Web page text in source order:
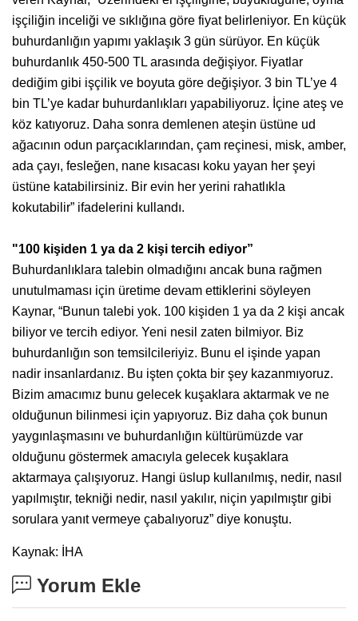
işçiliğin inceliği ve sıklığına göre fiyat belirleniyor. En küçük
buhurdanlığın yapımı yaklaşık 3 gün sürüyor. En küçük
buhurdanlık 450-500 TL arasında değişiyor. Fiyatlar
dediğim gibi işçilik ve boyuta göre değişiyor. 3 bin TL’ye 4
bin TL’ye kadar buhurdanlıkları yapabiliyoruz. İçine ateş ve
köz katıyoruz. Daha sonra demlenen ateşin üstüne ud
ağacının odun parçacıklarından, çam reçinesi, misk, amber,
ada çayı, fesleğen, nane kısacası koku yayan her şeyi
üstüne katabilirsiniz. Bir evin her yerini rahatlıkla
kokutabilir” ifadelerini kullandı.
"100 kişiden 1 ya da 2 kişi tercih ediyor”
Buhurdanlıklara talebin olmadığını ancak buna rağmen
unutulmaması için üretime devam ettiklerini söyleyen
Kaynar, “Bunun talebi yok. 100 kişiden 1 ya da 2 kişi ancak
biliyor ve tercih ediyor. Yeni nesil zaten bilmiyor. Biz
buhurdanlığın son temsilcileriyiz. Bunu el işinde yapan
nadir insanlardanız. Bu işten çokta bir şey kazanmıyoruz.
Bizim amacımız bunu gelecek kuşaklara aktarmak ve ne
olduğunun bilinmesi için yapıyoruz. Biz daha çok bunun
yaygınlaşmasını ve buhurdanlığın kültürümüzde var
olduğunu göstermek amacıyla gelecek kuşaklara
aktarmaya çalışıyoruz. Hangi üslup kullanılmış, nedir, nasıl
yapılmıştır, tekniği nedir, nasıl yakılır, niçin yapılmıştır gibi
sorulara yanıt vermeye çabalıyoruz” diye konuştu.
Kaynak: İHA
Yorum Ekle